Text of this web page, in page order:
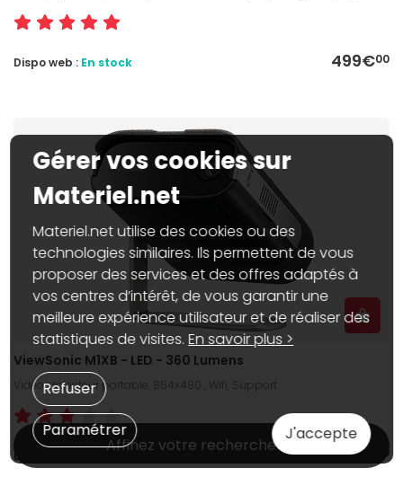
499€00
Dispo web : En stock
ViewSonic M1XB - LED - 360 Lumens
Vidéoprojecteur portable, 854x480 , Wifi, Support
279€ 90
Dispo web :
Affinez votre recherche
Gérer vos cookies sur
Materiel.net
Materiel.net utilise des cookies ou des
technologies similaires. Ils permettent de vous
proposer des services et des offres adaptés à
vos centres d’intérêt, de vous garantir une
meilleure expérience utilisateur et de réaliser des
statistiques de visites.En savoir plus >
J'accepte
Paramétrer
Refuser